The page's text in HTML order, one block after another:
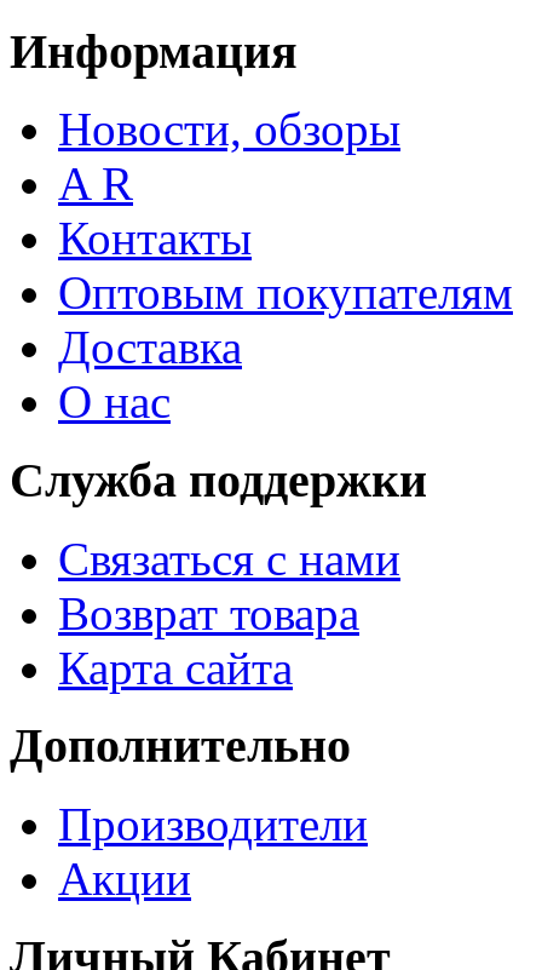
Информация
Новости, обзоры
A R
Контакты
Оптовым покупателям
Доставка
О нас
Служба поддержки
Связаться с нами
Возврат товара
Карта сайта
Дополнительно
Производители
Акции
Личный Кабинет